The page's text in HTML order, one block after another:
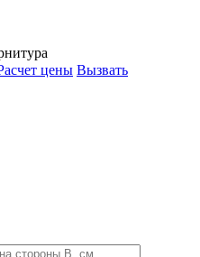
цены Вызвать